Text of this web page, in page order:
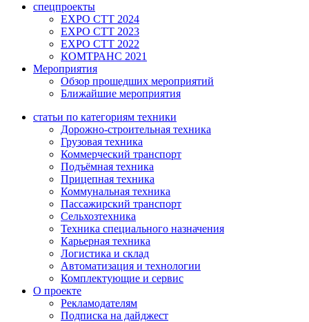
спецпроекты
EXPO CTT 2024
EXPO CTT 2023
EXPO CTT 2022
КОМТРАНС 2021
Мероприятия
Обзор прошедших мероприятий
Ближайшие мероприятия
статьи по категориям техники
Дорожно-строительная техника
Грузовая техника
Коммерческий транспорт
Подъёмная техника
Прицепная техника
Коммунальная техника
Пассажирский транспорт
Сельхозтехника
Техника специального назначения
Карьерная техника
Логистика и склад
Автоматизация и технологии
Комплектующие и сервис
О проекте
Рекламодателям
Подписка на дайджест